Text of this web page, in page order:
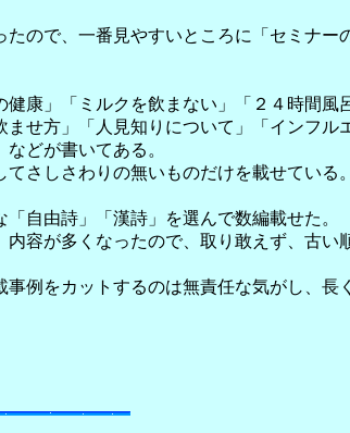
ので、一番見やすいところに「セミナー
康」「ミルクを飲まない」「２４時間風
せ方」「人見知りについて」「インフル
どが書いてある。
さしさわりの無いものだけを載せている。
自由詩」「漢詩」を選んで数編載せた。
容が多くなったので、取り敢えず、古い
例をカットするのは無責任な気がし、長